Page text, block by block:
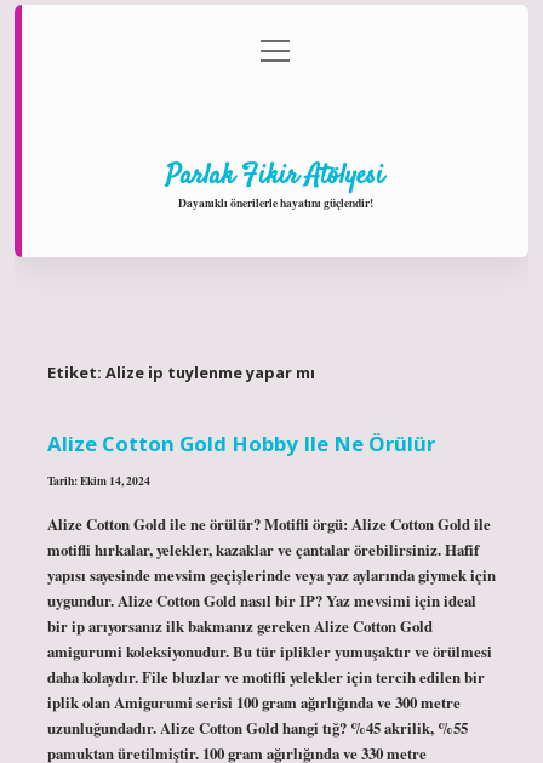
Gizlilik Politikası
menüyü
aç
Parlak Fikir Atölyesi
Dayanıklı önerilerle hayatını güçlendir!
Etiket: Alize ip tuylenme yapar mı
Alize Cotton Gold Hobby Ile Ne Örülür
Tarih: Ekim 14, 2024
Alize Cotton Gold ile ne örülür? Motifli örgü: Alize Cotton Gold ile
motifli hırkalar, yelekler, kazaklar ve çantalar örebilirsiniz. Hafif
yapısı sayesinde mevsim geçişlerinde veya yaz aylarında giymek için
uygundur. Alize Cotton Gold nasıl bir IP? Yaz mevsimi için ideal
bir ip arıyorsanız ilk bakmanız gereken Alize Cotton Gold
amigurumi koleksiyonudur. Bu tür iplikler yumuşaktır ve örülmesi
daha kolaydır. File bluzlar ve motifli yelekler için tercih edilen bir
iplik olan Amigurumi serisi 100 gram ağırlığında ve 300 metre
uzunluğundadır. Alize Cotton Gold hangi tığ? %45 akrilik, %55
pamuktan üretilmiştir. 100 gram ağırlığında ve 330 metre